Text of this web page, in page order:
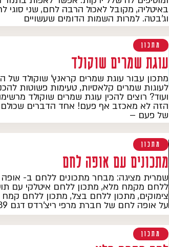
באיטליה, מקובל לאכול הרבה לחם, שני סוגי
וג'בטה. למרות השמות הדומים שעשויים
מתכון
עוגת שמרים שוקולד
מתכון עבור עוגת שמרים קראנץ' שוקולד של
לעוגות שמרים קלאסיות, טעימות פשוטות
ועוד? רוצים להכין עוגת שמרים שוקולד
הזה לא מאכזב אף פעם! אחד הדברים
של פעם –
מתכון
מתכונים עם אופה לחם
שמרית מציגה: מבחר מתכונים ללחם ב- אופה
ללחם מקמח מלא, מתכון ללחם איטלקי עם
צימוקים, מתכון ללחם בצל, מתכון ללחם קמח
על אופה לחם של חברת מרפי ריצ'רדס דגם 48289. בכל מקרה יש לפעול על פי הוראות
מתכון